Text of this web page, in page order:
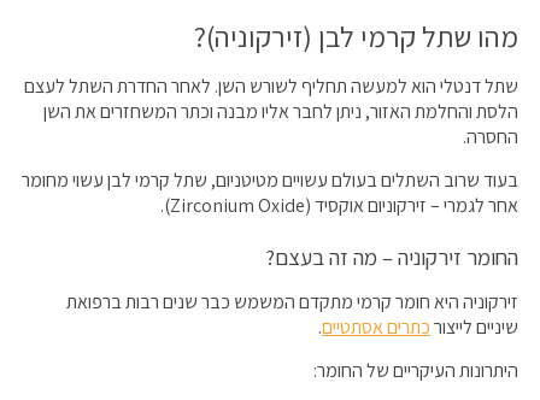
מהו שתל קרמי לבן (זירקוניה)?
שתל דנטלי הוא למעשה תחליף לשורש השן. לאחר החדרת השתל לעצם
הלסת והחלמת האזור, ניתן לחבר אליו מבנה וכתר המשחזרים את השן
החסרה.
בעוד שרוב השתלים בעולם עשויים מטיטניום, שתל קרמי לבן עשוי מחומר
אחר לגמרי – זירקוניום אוקסיד (Zirconium Oxide).
החומר זירקוניה – מה זה בעצם?
זירקוניה היא חומר קרמי מתקדם המשמש כבר שנים רבות ברפואת
שיניים לייצורכתרים אסתטיים.
היתרונות העיקריים של החומר: